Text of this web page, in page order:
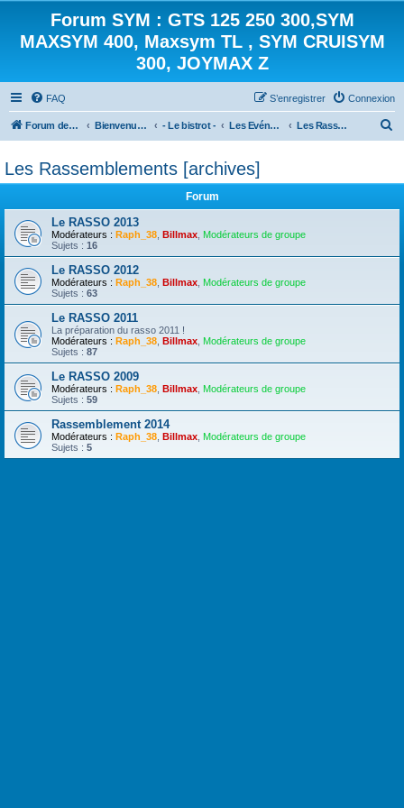
Forum SYM : GTS 125 250 300,SYM
MAXSYM 400, Maxsym TL , SYM CRUISYM
300, JOYMAX Z
FAQ Connexion
S’enregistrer
Forum des scooters SYM - GTS -MAXSYM - CRUISYM - JOYMAX - Maxsym TL Bienvenue sur le forum des scooters de la gamme SYM - Le bistrot - Les Evénements Les Rassemblements [archives]
e
c
Les Rassemblements [archives]
Forum
Le RASSO 2013
Modérateurs : Raph_38 Billmax Modérateurs de groupe
Sujets : 16
Le RASSO 2012
Modérateurs : Raph_38 Billmax Modérateurs de groupe
Sujets : 63
Le RASSO 2011
La préparation du rasso 2011 !
Modérateurs : Raph_38 Billmax Modérateurs de groupe
Sujets : 87
Le RASSO 2009
Modérateurs : Raph_38 Billmax Modérateurs de groupe
Sujets : 59
Rassemblement 2014
Modérateurs : Raph_38 Billmax Modérateurs de groupe
Sujets : 5